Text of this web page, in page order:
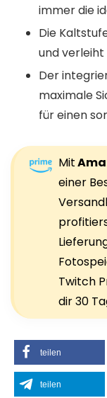
immer die
Die
und
Der
maximale
für einen
Mit
einer
Twitch
dir 30
teilen
teilen